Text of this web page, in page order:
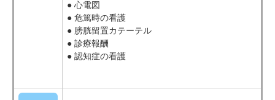
● 心電図
● 危篤時の看護
● 膀胱留置カテーテル
● 診療報酬
● 認知症の看護